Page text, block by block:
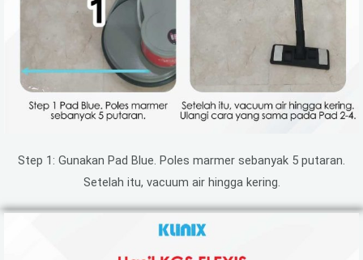
Step 1: Gunakan Pad Blue. Poles marmer sebanyak 5 putaran.
Setelah itu, vacuum air hingga kering.